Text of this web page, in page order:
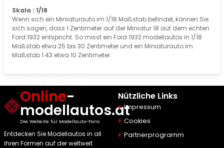
Skala : 1/18
Wenn sich ein Miniaturauto im 1/18 Maßstab befindet, können Sie
sich sagen, dass 1 Zentimeter auf der Miniatur 18 auf dem echten
Ford 1932 entspricht. So misst ein Ford 1932 modellautos in 1/18
Maßstab etwa 25 bis 30 Zentimeter und ein Miniaturauto im
Maßstab 1:43 etwa 10 Zentimeter.
Online-
modellautos.at
Die Website für Modellauto-Fans
Entdecken Sie Modellautos in all
ihren Formen auf der weltweit
Nützliche Links
Impressum
Cookies
Partnerprogramm